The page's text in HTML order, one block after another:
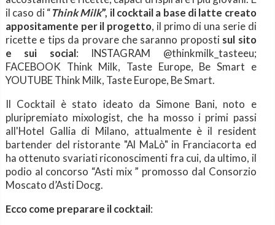
il caso di “Think Milk”, il cocktail a base di latte creato
appositamente per il progetto, il primo di una serie di
ricette e tips da provare che saranno proposti sul sito
e sui social: INSTAGRAM @thinkmilk_tasteeu;
FACEBOOK Think Milk, Taste Europe, Be Smart e
YOUTUBE Think Milk, Taste Europe, Be Smart.
Il Cocktail è stato ideato da Simone Bani, noto e
pluripremiato mixologist, che ha mosso i primi passi
all'Hotel Gallia di Milano, attualmente è il resident
bartender del ristorante "Al MaLò" in Franciacorta ed
ha ottenuto svariati riconoscimenti fra cui, da ultimo, il
podio al concorso “Asti mix ” promosso dal Consorzio
Moscato d’Asti Docg.
Ecco come preparare il cocktail: